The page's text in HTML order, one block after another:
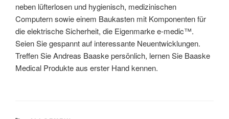
neben lüfterlosen und hygienisch, medizinischen
Computern sowie einem Baukasten mit Komponenten für
die elektrische Sicherheit, die Eigenmarke e-medic™.
Seien Sie gespannt auf interessante Neuentwicklungen.
Treffen Sie Andreas Baaske persönlich, lernen Sie Baaske
Medical Produkte aus erster Hand kennen.